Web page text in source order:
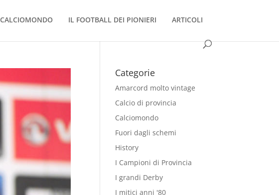
CALCIOMONDO IL FOOTBALL DEI PIONIERI ARTICOLI
Categorie
Amarcord molto vintage
Calcio di provincia
Calciomondo
Fuori dagli schemi
History
I Campioni di Provincia
I grandi Derby
I mitici anni '80